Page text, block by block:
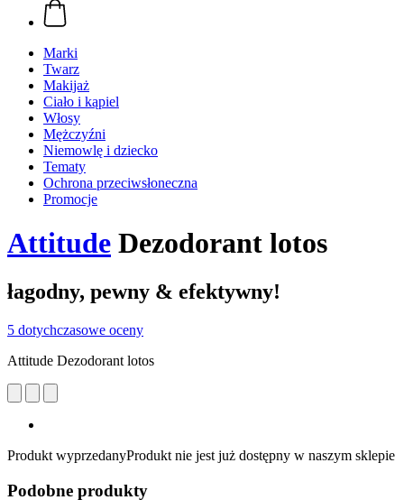
Marki
Twarz
Makijaż
Ciało i kąpiel
Włosy
Mężczyźni
Niemowlę i dziecko
Tematy
Ochrona przeciwsłoneczna
Promocje
Attitude Dezodorant lotos
łagodny, pewny & efektywny!
5 dotychczasowe oceny
Attitude Dezodorant lotos
Produkt wyprzedanyProdukt nie jest już dostępny w naszym sklepie
Podobne produkty